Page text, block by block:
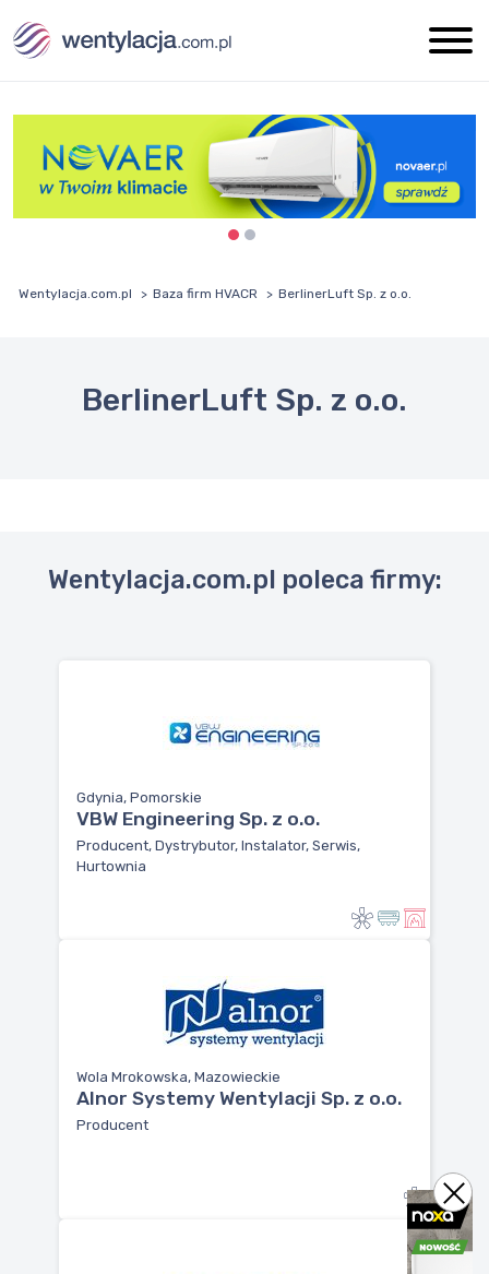
Wentylacja.com.pl Baza firm HVACR BerlinerLuft Sp. z o.o.
BerlinerLuft Sp. z o.o.
Wentylacja.com.pl poleca firmy:
Gdynia, Pomorskie
VBW Engineering Sp. z o.o.
Producent, Dystrybutor, Instalator, Serwis,
Hurtownia
Wola Mrokowska, Mazowieckie
Alnor Systemy Wentylacji Sp. z o.o.
Producent